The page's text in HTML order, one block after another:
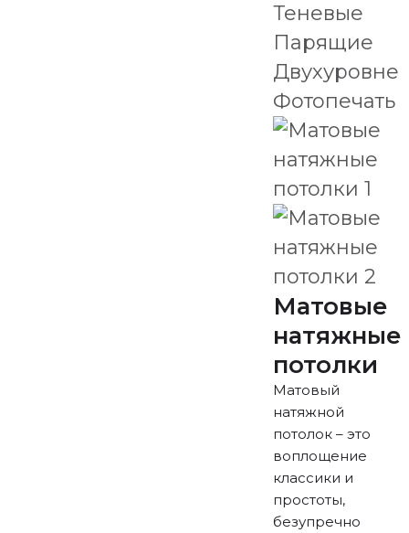
Теневые
Парящие
Фотопечать
Матовые
натяжные
потолки
Матовый
натяжной
потолок – это
воплощение
классики и
простоты,
безупречно